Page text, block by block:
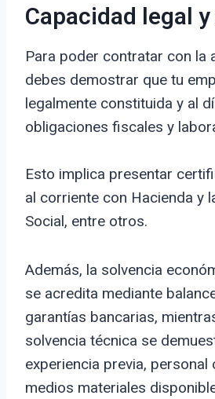
Capacidad legal
Para poder contratar con la
debes demostrar que tu
legalmente constituida y al
obligaciones fiscales y
Esto implica presentar
al corriente con Hacienda y
Social, entre otros.
Además, la solvencia
se acredita mediante
garantías bancarias,
solvencia técnica se
experiencia previa, personal
medios materiales